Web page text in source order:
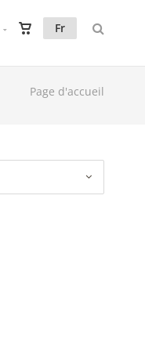
Fr
Page d'accueil